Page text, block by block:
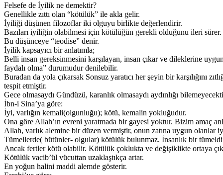
Felsefe de İyilik ne demektir?
Genellikle zıttı olan “kötülük” ile akla gelir.
İyiliği düşünen filozoflar iki olguyu birlikte değerlendirir.
Bazıları iyiliğin olabilmesi için kötülüğün gerekli olduğunu ileri sürer.
Bu düşünceye “teodise” denir.
İyilik kapsayıcı bir anlatımla;
Belli insan gereksinmesini karşılayan, insan çıkar ve dileklerine
faydalı olma” durumudur denilebilir.
Buradan da yola çıkarsak Sonsuz yaratıcı her şeyin bir karşılığını
tespit etmiştir.
Gece olmasaydı Gündüzü, karanlık olmasaydı aydınlığı
İbn-i Sina’ya göre:
İyi, varlığın kemali(olgunluğu); kötü, kemalin yokluğudur.
Ona göre Allah’ın evreni yaratmada bir gayesi yoktur. Bizim amaç
Allah, varlık alemine bir düzen vermiştir, onun zatına uygun olanlar
Tümellerde( bütünler- olgular) kötülük bulunmaz. İnsanlık bir
Ancak fertler kötü olabilir. Kötülük çoklukta ve değişiklikte ortaya
Kötülük vacib’ül vücuttan uzaklaştıkça artar.
En yoğun halini maddi alemde gösterir.